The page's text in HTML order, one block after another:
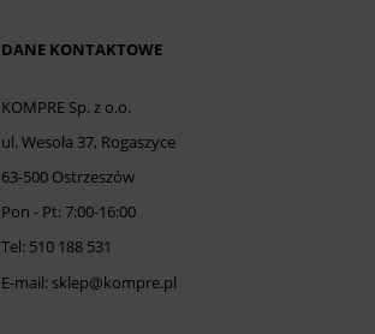
DANE KONTAKTOWE
KOMPRE Sp. z o.o.
ul. Wesoła 37, Rogaszyce
63-500 Ostrzeszów
Pon - Pt: 7:00-16:00
Tel: 510 188 531
E-mail: sklep@kompre.pl